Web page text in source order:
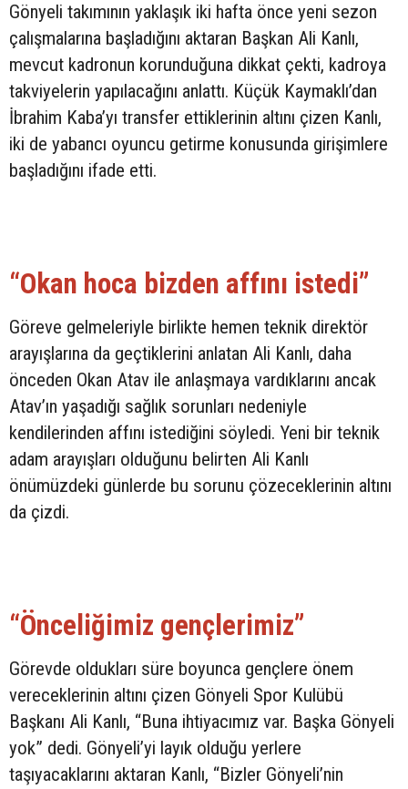
Gönyeli takımının yaklaşık iki hafta önce yeni sezon
çalışmalarına başladığını aktaran Başkan Ali Kanlı,
mevcut kadronun korunduğuna dikkat çekti, kadroya
takviyelerin yapılacağını anlattı. Küçük Kaymaklı’dan
İbrahim Kaba’yı transfer ettiklerinin altını çizen Kanlı,
iki de yabancı oyuncu getirme konusunda girişimlere
başladığını ifade etti.
“Okan hoca bizden affını istedi”
Göreve gelmeleriyle birlikte hemen teknik direktör
arayışlarına da geçtiklerini anlatan Ali Kanlı, daha
önceden Okan Atav ile anlaşmaya vardıklarını ancak
Atav’ın yaşadığı sağlık sorunları nedeniyle
kendilerinden affını istediğini söyledi. Yeni bir teknik
adam arayışları olduğunu belirten Ali Kanlı
önümüzdeki günlerde bu sorunu çözeceklerinin altını
da çizdi.
“Önceliğimiz gençlerimiz”
Görevde oldukları süre boyunca gençlere önem
vereceklerinin altını çizen Gönyeli Spor Kulübü
Başkanı Ali Kanlı, “Buna ihtiyacımız var. Başka Gönyeli
yok” dedi. Gönyeli’yi layık olduğu yerlere
taşıyacaklarını aktaran Kanlı, “Bizler Gönyeli’nin